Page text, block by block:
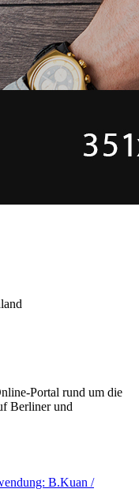
Portal rund um die
Berliner und